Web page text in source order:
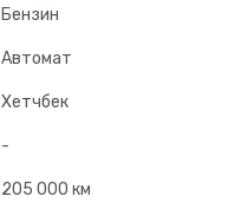
Бензин
Автомат
Хетчбек
-
205 000 км